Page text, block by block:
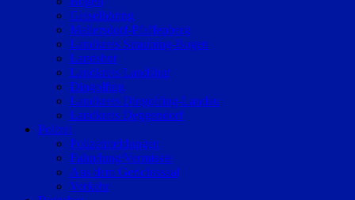
Geiselhöring
Mallersdorf-Pfaffenberg
Landkreis Straubing-Bogen
Landshut
Landkreis Landshut
Dingolfing
Landkreis Dingolfing-Landau
Landkreis Deggendorf
Polizei
Polizeimeldungen
Fahndung/Vermisste
Aus dem Gerichtssaal
Verkehr